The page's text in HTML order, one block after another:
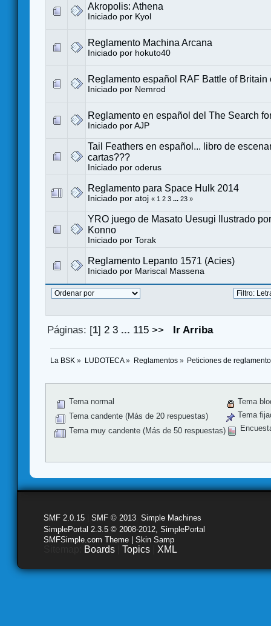
Akropolis: Athena
Iniciado por Kyol
Reglamento Machina Arcana
Iniciado por hokuto40
Reglamento español RAF Battle of Britain
Iniciado por Nemrod
Reglamento en español del The Search
Iniciado por AJP
Tail Feathers en español... libro de
cartas???
Iniciado por oderus
Reglamento para Space Hulk 2014
Iniciado por atoj « 1 2 3 ... 23 »
YRO juego de Masato Uesugi Ilustrado
Konno
Iniciado por Torak
Reglamento Lepanto 1571 (Acies)
Iniciado por Mariscal Massena
Páginas: [1] 2 3 ... 115 >> Ir Arriba
La BSK » LUDOTECA» Reglamentos» Peticiones de
Tema normal
Tema candente (Más de 20 respuestas)
Tema muy candente (Más de 50 respuestas)
Tema
Tema
SMF 2.0.15 SMF © 2013 Simple Machines
SimplePortal 2.3.5 © 2008-2012, SimplePortal
SMFSimple.com Theme | Skin Samp
Boards Topics XML